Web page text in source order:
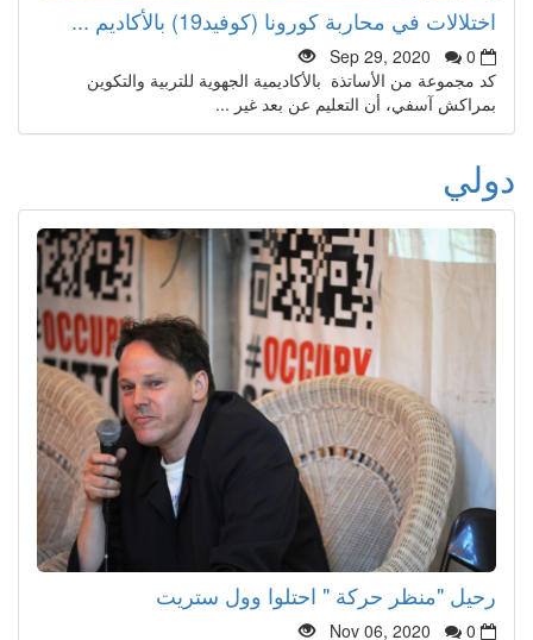
اختلالات في محاربة كورونا (كوفيد19) بالأكاديم ...
Sep 29, 2020
0
كد مجموعة من الأساتذة بالأكاديمية الجهوية للتربية والتكوين
بمراكش آسفي، أن التعليم عن بعد غير ...
دولي
رحيل "منظر حركة " احتلوا وول ستريت
Nov 06, 2020 0